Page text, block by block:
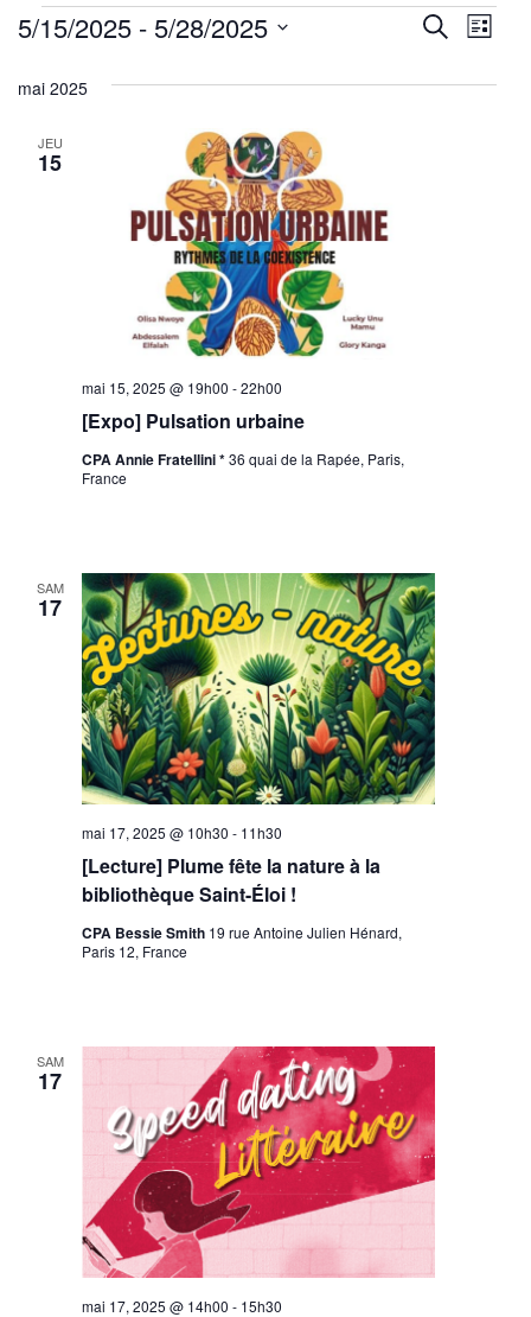
Évènements
et
Recherche
Liste
5/15/2025 - 5/28/2025
une
mai 2025
JEU
15
[Expo] Pulsation urbaine
mai 15, 2025 @ 19h00 -22h00
CPA Annie Fratellini *36 quai de la Rapée, Paris,
France
SAM
17
[Lecture] Plume fête la nature à la
bibliothèque Saint-Éloi !
mai 17, 2025 @ 10h30 - 11h30
CPA Bessie Smith 19 rue Antoine Julien Hénard,
Paris 12, France
SAM
17
mai 17, 2025 @ 14h00 - 15h30